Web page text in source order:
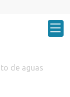
de aguas